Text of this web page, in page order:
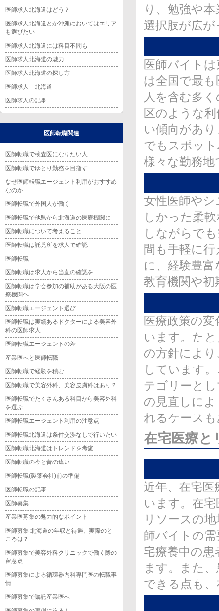
り、勉強や
選択肢が広
医師バイト
は全国で最
人を含む多
区のような
い傾向があ
でもスポッ
様々な勤務
女性医師や
しかった柔
しながらで
間も手軽に
に、経験豊
教育機関や
医療政策の
います。た
の方針によ
しています
テゴリーと
の見直しに
れるケース
在宅医療と
近年、在宅
います。在
リソースの
師バイトの
宅療養中の
ます。また
できる点も
医師求人北海道はどう？
医師求人北海道とか沖縄においてはエリア
も選びたい
医師求人北海道には科目不問も
医師求人北海道の魅力
医師求人北海道の探し方
医師求人 北海道
医師求人の記事
医師転職関連
医師転職で検査医になりたい人
医師転職でゆとり勤務を目指す
なぜ医師転職エージェント利用がおすすめ
なのか
医師転職で外国人が働く
医師転職で他県から北海道の医療機関に
医師転職について考えること
医師転職は託児所を求人で確認
医師転職
医師転職は求人から当直の確認を
医師転職は学会参加の補助がある大阪の医
療機関へ
医師転職エージェント選び
医師転職は実績あるドクターによる美容外
科の医師求人
医師転職エージェントの差
産業医へと医師転職
医師転職で経験を積む
医師転職で美容外科、美容皮膚科はあり？
医師転職でたくさんある科目から美容外科
を選ぶ
医師転職エージェント利用の注意点
医師転職北海道は条件交渉なしで行いたい
医師転職北海道はトレンドを考慮
医師転職の今と昔の違い
医師転職(製薬会社)前の準備
医師転職の記事
医師募集
産業医募集の魅力的なポイント
医師募集 北海道の年収と待遇、実際のと
ころは？
医師募集で美容外科クリニックで働く際の
留意点
医師募集による循環器内科専門医の転職事
情
医師募集で嘱託産業医へ